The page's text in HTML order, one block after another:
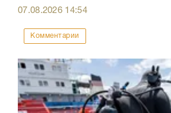
07.08.2026 14:54
Комментарии